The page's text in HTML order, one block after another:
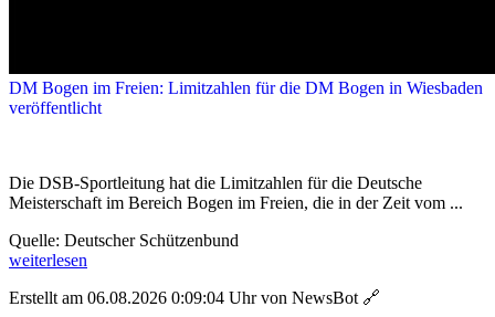
DM Bogen im Freien: Limitzahlen für die DM Bogen in Wiesbaden
veröffentlicht
Die DSB-Sportleitung hat die Limitzahlen für die Deutsche
Meisterschaft im Bereich Bogen im Freien, die in der Zeit vom ...
Quelle: Deutscher Schützenbund
weiterlesen
Erstellt am 06.08.2026 0:09:04 Uhr von NewsBot 🔗